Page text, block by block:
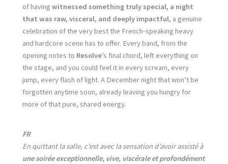
of havingwitnessed something truly special, a night
that was raw, visceral, and deeply impactful, a genuine
celebration of the very best the French-speaking heavy
and hardcore scene has to offer. Every band, from the
opening notes to Resolve’s final chord, left everything on
the stage, and you could feel it in every scream, every
jump, every flash of light. A December night that won’t be
forgotten anytime soon, already leaving you hungry for
more of that pure, shared energy.
FR
En quittant la salle, c’est avec la sensation d’avoir assisté à
une soirée exceptionnelle, vive, viscérale et profondément